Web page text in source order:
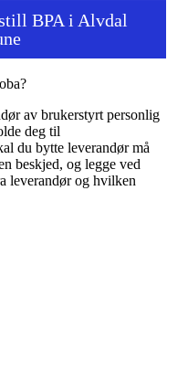
BPA i Alvdal
av brukerstyrt personlig
deg til
du bytte leverandør må
beskjed, og legge ved
leverandør og hvilken